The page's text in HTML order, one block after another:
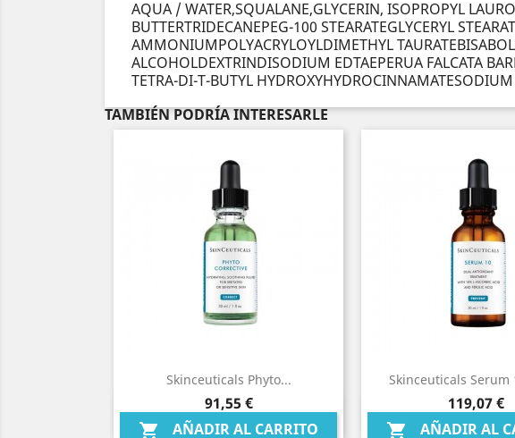
AQUA / WATER,SQUALANE,GLYCERIN, ISOPROPYL
BUTTERTRIDECANEPEG-100 STEARATEGLYCERYL
AMMONIUMPOLYACRYLOYLDIMETHYL
ALCOHOLDEXTRINDISODIUM EDTAEPERUA FALCATA
TETRA-DI-T-BUTYL
TAMBIÉN PODRÍA INTERESARLE
Skinceuticals Phyto...
Precio
91,55 €
 AÑADIR AL CARRITO
Vista rápida
Skinceuticals Serum
Precio
119,07 €
 AÑADIR AL
Vista